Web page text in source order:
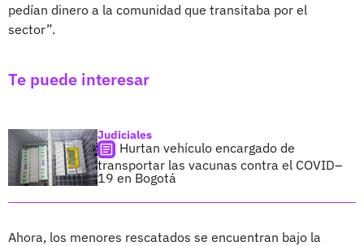
pedían dinero a la comunidad que transitaba por el
sector”.
Te puede interesar
Judiciales
Hurtan vehículo encargado de
transportar las vacunas contra el COVID–
19 en Bogotá
Ahora, los menores rescatados se encuentran bajo la